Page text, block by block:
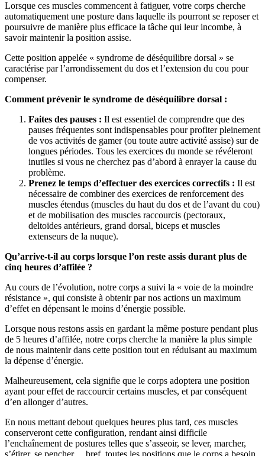
Lorsque ces muscles commencent à fatiguer, votre corps cherche
automatiquement une posture dans laquelle ils pourront se reposer et
poursuivre de manière plus efficace la tâche qui leur incombe, à
savoir maintenir la position assise.
Cette position appelée « syndrome de déséquilibre dorsal » se
caractérise par l’arrondissement du dos et l’extension du cou pour
compenser.
Comment prévenir le syndrome de déséquilibre dorsal :
Faites des pauses : Il est essentiel de comprendre que des
pauses fréquentes sont indispensables pour profiter pleinement
de vos activités de gamer (ou toute autre activité assise) sur de
longues périodes. Tous les exercices du monde se révéleront
inutiles si vous ne cherchez pas d’abord à enrayer la cause du
problème.
Prenez le temps d’effectuer des exercices correctifs : Il est
nécessaire de combiner des exercices de renforcement des
muscles étendus (muscles du haut du dos et de l’avant du cou)
et de mobilisation des muscles raccourcis (pectoraux,
deltoïdes antérieurs, grand dorsal, biceps et muscles
extenseurs de la nuque).
Qu’arrive-t-il au corps lorsque l’on reste assis durant plus de
cinq heures d’affilée ?
Au cours de l’évolution, notre corps a suivi la « voie de la moindre
résistance », qui consiste à obtenir par nos actions un maximum
d’effet en dépensant le moins d’énergie possible.
Lorsque nous restons assis en gardant la même posture pendant plus
de 5 heures d’affilée, notre corps cherche la manière la plus simple
de nous maintenir dans cette position tout en réduisant au maximum
la dépense d’énergie.
Malheureusement, cela signifie que le corps adoptera une position
ayant pour effet de raccourcir certains muscles, et par conséquent
d’en allonger d’autres.
En nous mettant debout quelques heures plus tard, ces muscles
conserveront cette configuration, rendant ainsi difficile
l’enchaînement de postures telles que s’asseoir, se lever, marcher,